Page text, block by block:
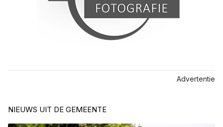
Advertentie
NIEUWS UIT DE GEMEENTE